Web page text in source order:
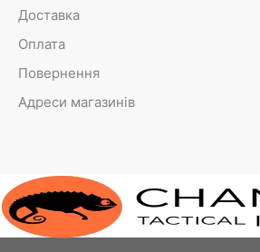
Доставка
Оплата
Повернення
Адреси магазинів